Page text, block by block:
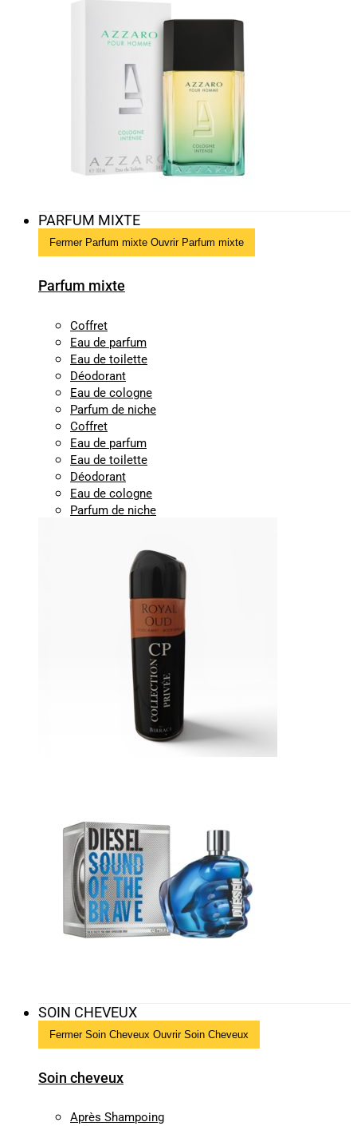
PARFUM MIXTE
Fermer Parfum mixte Ouvrir Parfum mixte
Parfum mixte
Coffret
Eau de parfum
Eau de toilette
Déodorant
Eau de cologne
Parfum de niche
Coffret
Eau de parfum
Eau de toilette
Déodorant
Eau de cologne
Parfum de niche
SOIN CHEVEUX
Fermer Soin Cheveux Ouvrir Soin Cheveux
Soin cheveux
Après Shampoing